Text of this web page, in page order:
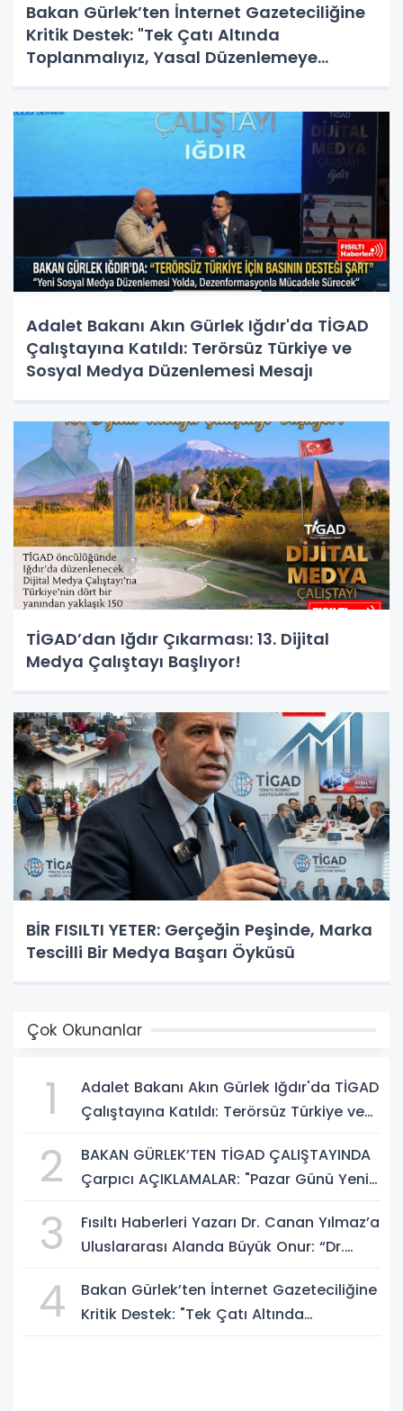
Bakan Gürlek’ten İnternet Gazeteciliğine
Kritik Destek: "Tek Çatı Altında
Toplanmalıyız, Yasal Düzenlemeye
Adalet Bakanı Akın Gürlek Iğdır'da TİGAD
Çalıştayına Katıldı: Terörsüz Türkiye ve
Sosyal Medya Düzenlemesi Mesajı
TİGAD’dan Iğdır Çıkarması: 13. Dijital
Medya Çalıştayı Başlıyor!
BİR FISILTI YETER: Gerçeğin Peşinde, Marka
Tescilli Bir Medya Başarı Öyküsü
Çok Okunanlar
1
Adalet Bakanı Akın Gürlek Iğdır'da TİGAD
Çalıştayına Katıldı: Terörsüz Türkiye ve
2
BAKAN GÜRLEK’TEN TİGAD ÇALIŞTAYINDA
Çarpıcı AÇIKLAMALAR: "Pazar Günü Yeni
3
Fısıltı Haberleri Yazarı Dr. Canan Yılmaz’a
Uluslararası Alanda Büyük Onur: “Dr.
4
Bakan Gürlek’ten İnternet Gazeteciliğine
Kritik Destek: "Tek Çatı Altında